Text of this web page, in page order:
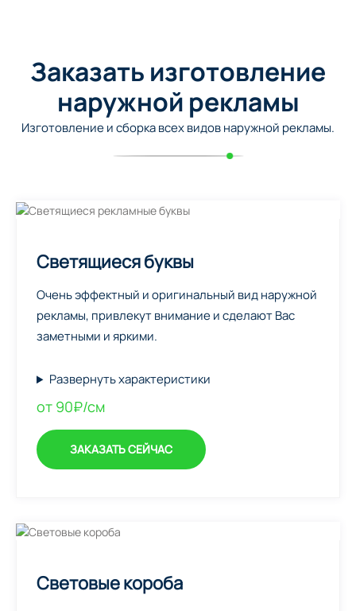
Заказать изготовление
наружной рекламы
Изготовление и сборка всех видов наружной рекламы.
Светящиеся буквы
Очень эффектный и оригинальный вид наружной
рекламы, привлекут внимание и сделают Вас
заметными и яркими.
Развернуть характеристики
от 90₽/см
ЗАКАЗАТЬ СЕЙЧАС
Световые короба